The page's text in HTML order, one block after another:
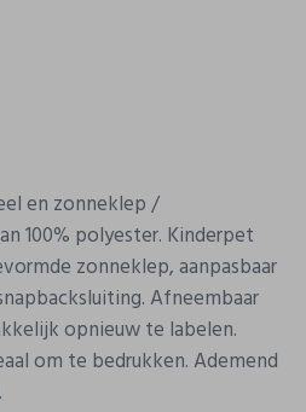
en zonneklep /
100% polyester. Kinderpet
zonneklep, aanpasbaar
Afneembaar
opnieuw te labelen.
om te bedrukken. Ademend